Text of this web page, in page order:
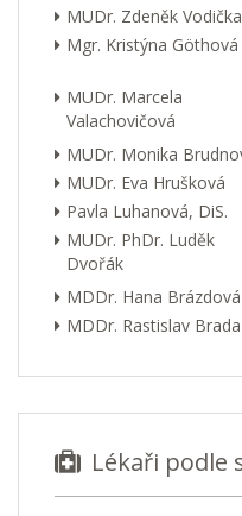
MUDr. Zdeněk Vodička
Mgr. Kristýna Göthová
MUDr. Marcela
Valachovičová
MUDr. Monika
MUDr. Eva Hrušková
Pavla Luhanová, DiS.
MUDr. PhDr. Luděk
Dvořák
MDDr. Hana Brázdová
MDDr. Rastislav Brada
Lékaři podle